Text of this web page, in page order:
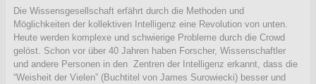
Die Wissensgesellschaft erfährt durch die Methoden und
Möglichkeiten der kollektiven Intelligenz eine Revolution von unten.
Heute werden komplexe und schwierige Probleme durch die Crowd
gelöst. Schon vor über 40 Jahren haben Forscher, Wissenschaftler
und andere Personen in den Zentren der Intelligenz erkannt, dass die
“Weisheit der Vielen” (Buchtitel von James Surowiecki) besser und